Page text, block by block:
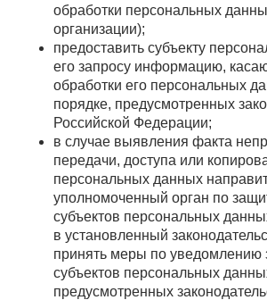
обработки персональных
организации);
предоставить субъекту
его запросу информацию,
обработки его персональных
порядке, предусмотренных
Российской Федерации;
в случае выявления факта
передачи, доступа или
персональных данных
уполномоченный орган по
субъектов персональных
в установленный
принять меры по уведомлению
субъектов персональных
предусмотренных